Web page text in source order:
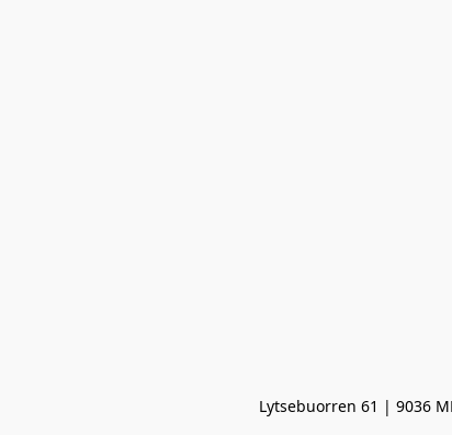
Lytsebuorren 61 | 9036